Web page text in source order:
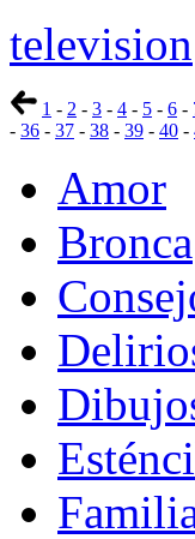
television
1 - 2 - 3 - 4 - 5 - 6 -
- 36 - 37 - 38 - 39 - 40 -
Amor
Bronca